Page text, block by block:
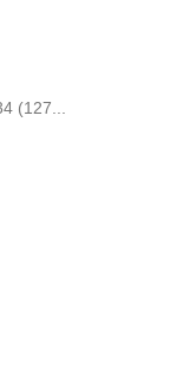
(127...